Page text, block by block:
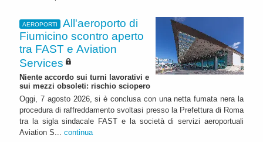
AEROPORTI
All'aeroporto di
Fiumicino scontro aperto
tra FAST e Aviation
Services
Niente accordo sui turni lavorativi e
sui mezzi obsoleti: rischio sciopero
Oggi, 7 agosto 2026, si è conclusa con una netta fumata nera la
procedura di raffreddamento svoltasi presso la Prefettura di Roma
tra la sigla sindacale FAST e la società di servizi aeroportuali
Aviation S... continua